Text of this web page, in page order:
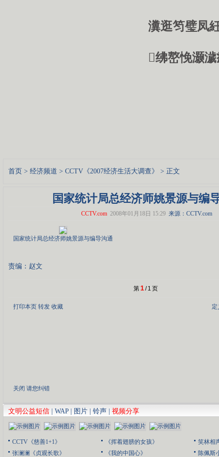
瀵逛笉璧凤
绋嶅悗灏
首页 > 经济频道 > CCTV《2007经济生活大调查》 > 正文
国家统计局总经济师姚景源与编
CCTV.com 2008年01月18日 15:29来源：CCTV.com
国家统计局总经济师姚景源与编导沟通
责编：赵文
第 1/ 1 页
打印本页 转发 收藏
关闭 请您纠错
文明公益短信 | WAP| 图片 | 铃声 | 视频分享
CCTV《慈善1+1》
张澜澜《贞观长歌》
《挥着翅膀的女孩》
《我的中国心》
笑林相
陈佩斯